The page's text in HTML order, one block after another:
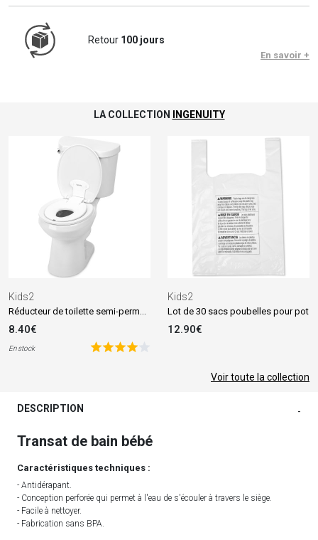
Retour 100 jours
En savoir +
LA COLLECTION INGENUITY
Kids2
Réducteur de toilette semi-permanent Flip & Sit
8.40€
En stock
Kids2
Lot de 30 sacs poubelles pour pot
12.90€
Voir toute la collection
DESCRIPTION -
Transat de bain bébé
Caractéristiques techniques :
- Antidérapant.
- Conception perforée qui permet à l'eau de s'écouler à travers le siège.
- Facile à nettoyer.
- Fabrication sans BPA.